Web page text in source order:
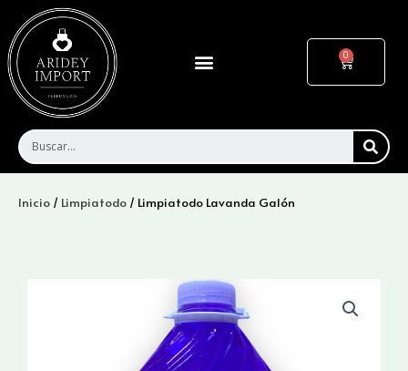
contenido
Menu Cart
Inicio / Limpiatodo / Limpiatodo Lavanda Galón